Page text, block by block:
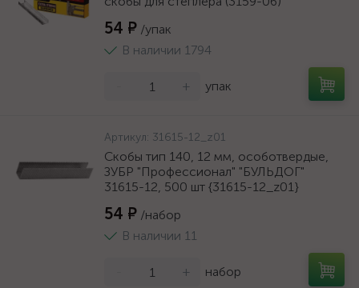
54 ₽ /упак
В наличии 1794
+ упак
Артикул: 31615-12_z01
Скобы тип 140, 12 мм, особотвердые,
ЗУБР "Профессионал" "БУЛЬДОГ"
31615-12, 500 шт {31615-12_z01}
54 ₽ /набор
В наличии 11
+ набор